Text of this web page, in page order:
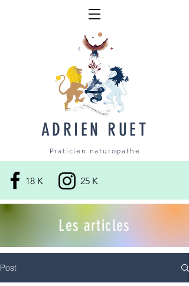
ADRIEN RUET
Praticien naturopathe
18 K 25 K
Les articles
Post